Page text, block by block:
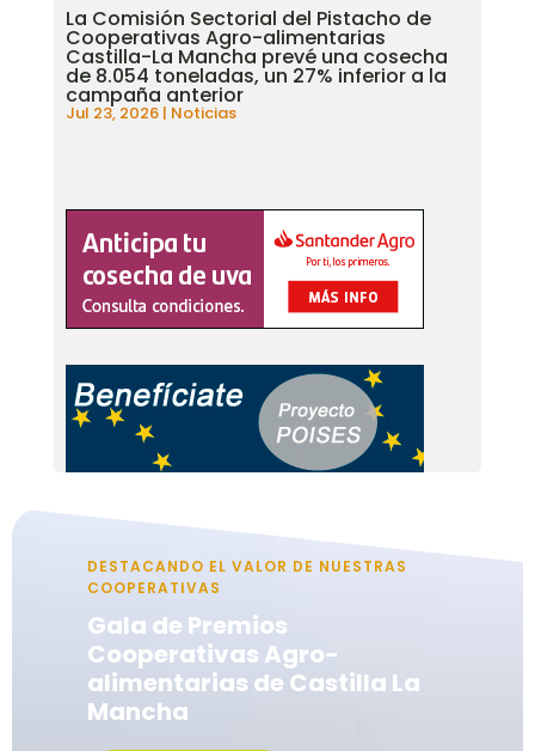
La Comisión Sectorial del Pistacho de
Cooperativas Agro-alimentarias
Castilla-La Mancha prevé una cosecha
de 8.054 toneladas, un 27% inferior a la
campaña anterior
Jul 23, 2026| Noticias
DESTACANDO EL VALOR DE NUESTRAS
COOPERATIVAS
Gala de Premios
Cooperativas Agro-
alimentarias de Castilla La
Mancha